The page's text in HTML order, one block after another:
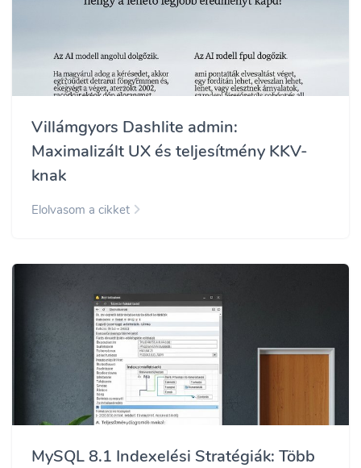
Villámgyors Dashlite admin:
Maximalizált UX és teljesítmény KKV-
knak
Elolvasom a cikket
MySQL 8.1 Indexelési Stratégiák: Több